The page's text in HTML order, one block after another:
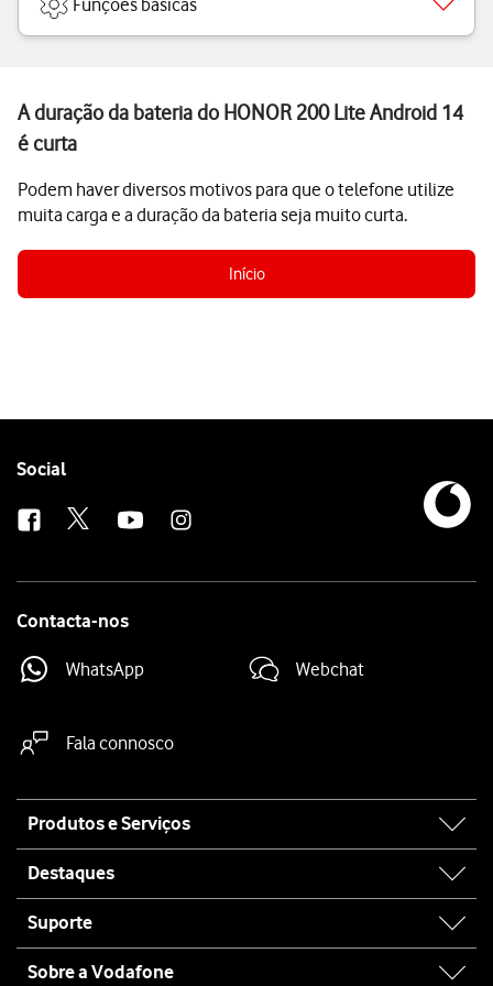
Funções básicas
A duração da bateria do HONOR 200 Lite Android 14
é curta
Podem haver diversos motivos para que o telefone utilize
muita carga e a duração da bateria seja muito curta.
Início
Follow
Social
Contacta-nos
WhatsApp Webchat
Fala connosco
map
Produtos e Serviços
Destaques
Suporte
Sobre a Vodafone